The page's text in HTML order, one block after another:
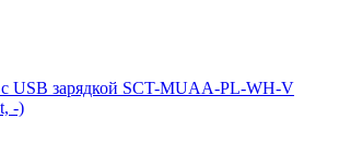
USB зарядкой SCT-MUAA-PL-WH-V
-)